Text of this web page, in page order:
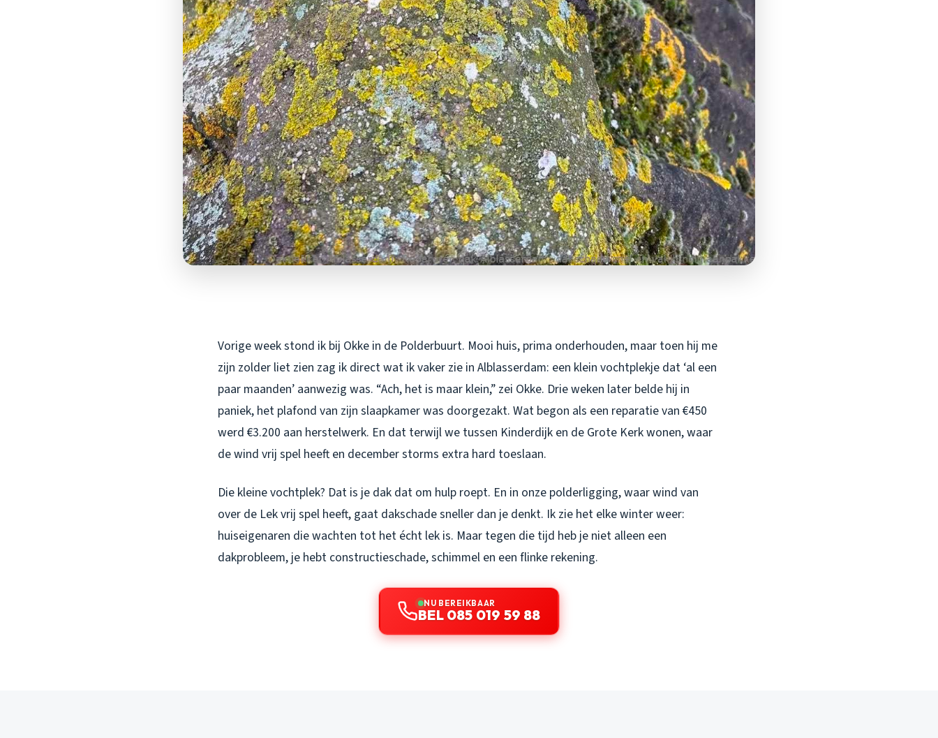
Vorige week stond ik bij Okke in de Polderbuurt. Mooi huis, prima onderhouden, maar toen hij me
zijn zolder liet zien zag ik direct wat ik vaker zie in Alblasserdam: een klein vochtplekje dat ‘al een
paar maanden’ aanwezig was. “Ach, het is maar klein,” zei Okke. Drie weken later belde hij in
paniek, het plafond van zijn slaapkamer was doorgezakt. Wat begon als een reparatie van €450
werd €3.200 aan herstelwerk. En dat terwijl we tussen Kinderdijk en de Grote Kerk wonen, waar
de wind vrij spel heeft en december storms extra hard toeslaan.
Die kleine vochtplek? Dat is je dak dat om hulp roept. En in onze polderligging, waar wind van
over de Lek vrij spel heeft, gaat dakschade sneller dan je denkt. Ik zie het elke winter weer:
huiseigenaren die wachten tot het écht lek is. Maar tegen die tijd heb je niet alleen een
dakprobleem, je hebt constructieschade, schimmel en een flinke rekening.
NU BEREIKBAAR
BEL 085 019 59 88